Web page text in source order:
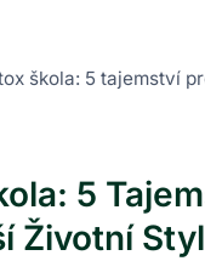
škola: 5 tajemství
5
Životní Styl